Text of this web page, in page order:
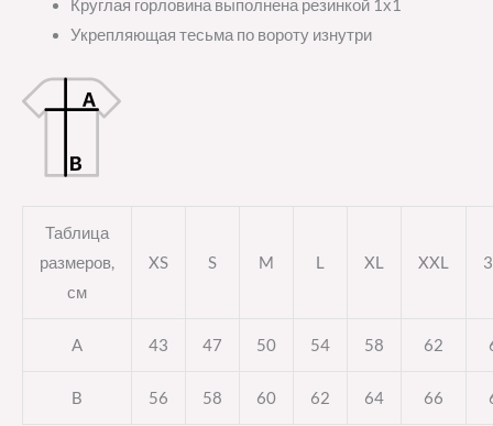
Круглая горловина выполнена резинкой 1х1
Укрепляющая тесьма по вороту изнутри
Таблица
размеров,
см
XS S M L XL XXL
A 43 47 50 54 58 62
B 56 58 60 62 64 66